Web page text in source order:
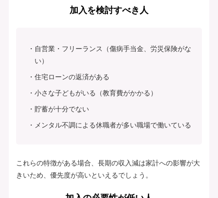
加入を検討すべき人
自営業・フリーランス（傷病手当金、労災保険がな
い）
住宅ローンの返済がある
小さな子どもがいる（教育費がかかる）
貯蓄が十分でない
メンタル不調による休職者が多い職場で働いている
これらの特徴がある場合、長期の収入減は家計への影響が大
きいため、優先度が高いといえるでしょう。